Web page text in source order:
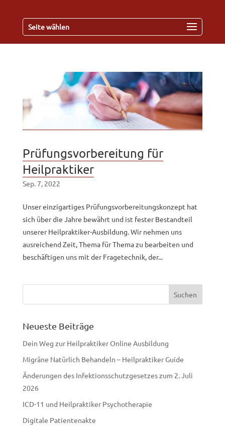
Seite wählen
Prüfungsvorbereitung für
Heilpraktiker
Sep. 7, 2022
Unser einzigartiges Prüfungsvorbereitungskonzept hat
sich über die Jahre bewährt und ist fester Bestandteil
unserer Heilpraktiker-Ausbildung. Wir nehmen uns
ausreichend Zeit, Thema für Thema zu bearbeiten und
beschäftigen uns mit der Fragetechnik, der...
Neueste Beiträge
Dein Weg zur Heilpraktiker Online Ausbildung
Migräne Natürlich Behandeln – Heilpraktiker Guide
Änderungen des Infektionsschutzgesetzes zum 2. Juli
2026
ICD-11 und Heilpraktiker Psychotherapie
Digitale Patientenakte